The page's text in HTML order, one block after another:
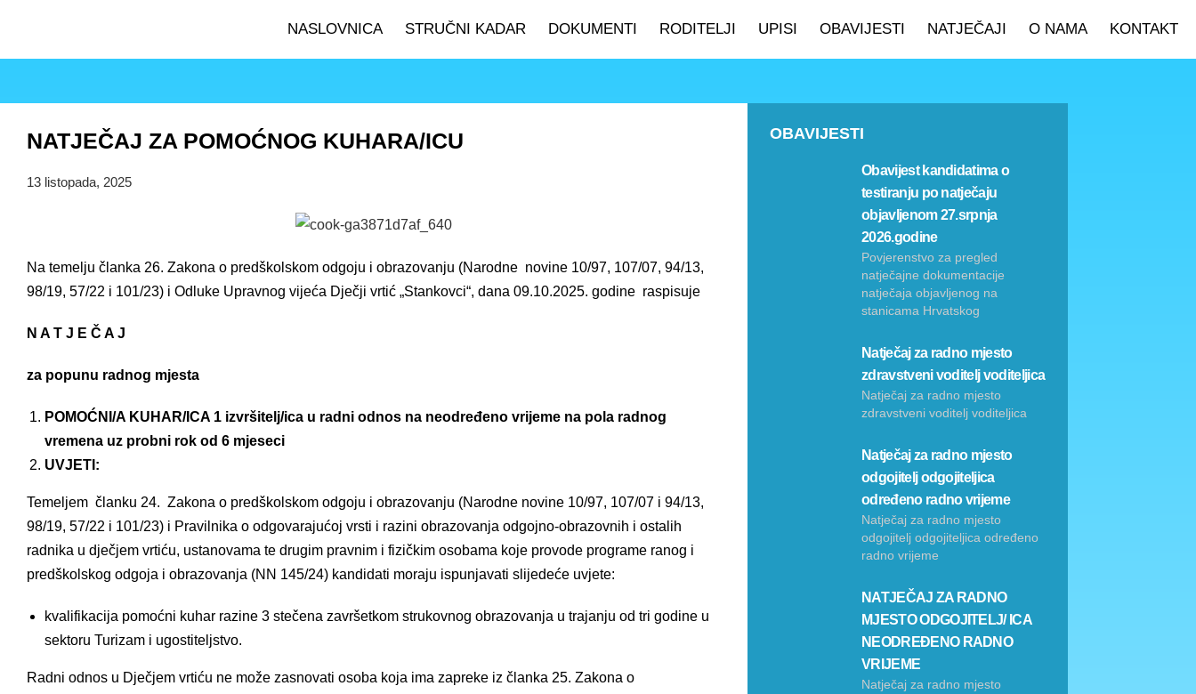
NASLOVNICA STRUČNI KADAR DOKUMENTI RODITELJI UPISI OBAVIJESTI NATJEČAJI O NAMA KONTAKT
NATJEČAJ ZA POMOĆNOG KUHARA/ICU
13 listopada, 2025
Na temelju članka 26. Zakona o predškolskom odgoju i obrazovanju (Narodne novine 10/97, 107/07, 94/13,
98/19, 57/22 i 101/23) i Odluke Upravnog vijeća Dječji vrtić „Stankovci“, dana 09.10.2025. godine raspisuje
N A T J E Č A J
za popunu radnog mjesta
POMOĆNI/A KUHAR/ICA 1 izvršitelj/ica u radni odnos na neodređeno vrijeme na pola radnog
vremena uz probni rok od 6 mjeseci
UVJETI:
Temeljem članku 24. Zakona o predškolskom odgoju i obrazovanju (Narodne novine 10/97, 107/07 i 94/13,
98/19, 57/22 i 101/23) i Pravilnika o odgovarajućoj vrsti i razini obrazovanja odgojno-obrazovnih i ostalih
radnika u dječjem vrtiću, ustanovama te drugim pravnim i fizičkim osobama koje provode programe ranog i
predškolskog odgoja i obrazovanja (NN 145/24) kandidati moraju ispunjavati slijedeće uvjete:
kvalifikacija pomoćni kuhar razine 3 stečena završetkom strukovnog obrazovanja u trajanju od tri godine u
sektoru Turizam i ugostiteljstvo.
Radni odnos u Dječjem vrtiću ne može zasnovati osoba koja ima zapreke iz članka 25. Zakona o
OBAVIJESTI
Obavijest kandidatima o
testiranju po natječaju
objavljenom 27.srpnja
2026.godine
Povjerenstvo za pregled
natječajne dokumentacije
natječaja objavljenog na
stanicama Hrvatskog
Natječaj za radno mjesto
zdravstveni voditelj voditeljica
Natječaj za radno mjesto
zdravstveni voditelj voditeljica
Natječaj za radno mjesto
odgojitelj odgojiteljica
određeno radno vrijeme
Natječaj za radno mjesto
odgojitelj odgojiteljica određeno
radno vrijeme
NATJEČAJ ZA RADNO
MJESTO ODGOJITELJ/ ICA
NEODREĐENO RADNO
VRIJEME
Natječaj za radno mjesto